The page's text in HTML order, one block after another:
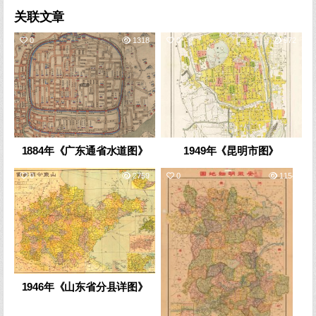
关联文章
0 1318
1884年《广东通省水道图》
0 972
1949年《昆明市图》
0 2759
1946年《山东省分县详图》
0 1154